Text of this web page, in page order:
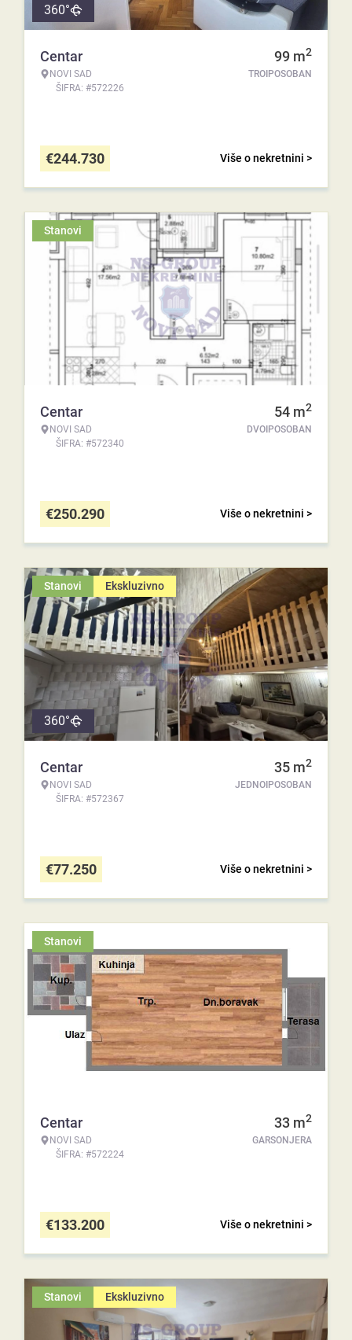
360°
Centar
NOVI SAD
ŠIFRA: #572226
99 m2
TROIPOSOBAN
Više o nekretnini >
€244.730
Stanovi
Centar
NOVI SAD
ŠIFRA: #572340
54 m2
DVOIPOSOBAN
Više o nekretnini >
€250.290
Stanovi Ekskluzivno
360°
Centar
NOVI SAD
ŠIFRA: #572367
35 m2
JEDNOIPOSOBAN
Više o nekretnini >
€77.250
Stanovi
Centar
NOVI SAD
ŠIFRA: #572224
33 m2
GARSONJERA
Više o nekretnini >
€133.200
Stanovi Ekskluzivno